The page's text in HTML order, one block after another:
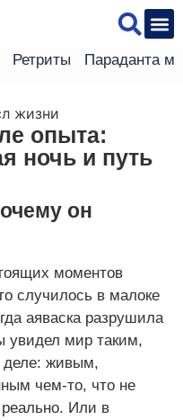
Ретриты Параданта
опыта:
ночь и путь
он
моментов
случилось в малоке
аяваска разрушила
увидел мир таким,
деле: живым,
чем-то, что не
Или в